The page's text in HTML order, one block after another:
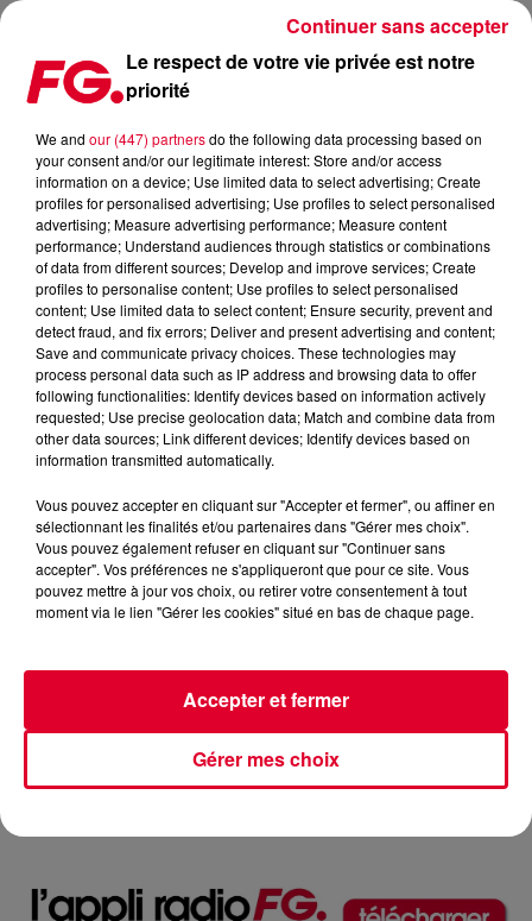
LA MUSIC STORY DU JOUR : SWEDISH HOUSE MAFIA
Publié : 27 avril 2022 à 11h13 par Christophe HUBERT
Crédit :Swedish House Mafia
Le respect de votre vie privée est notre
priorité
We and our (447) partnersdo the following data processing based on
your consent and/or our legitimate interest: Store and/or access
information on a device; Use limited data to select advertising; Create
profiles for personalised advertising; Use profiles to select personalised
advertising; Measure advertising performance; Measure content
performance; Understand audiences through statistics or combinations
of data from different sources; Develop and improve services; Create
profiles to personalise content; Use profiles to select personalised
content; Use limited data to select content; Ensure security, prevent and
detect fraud, and fix errors; Deliver and present advertising and content;
Save and communicate privacy choices. These technologies may
process personal data such as IP address and browsing data to offer
following functionalities: Identify devices based on information actively
requested; Use precise geolocation data; Match and combine data from
other data sources; Link different devices; Identify devices based on
information transmitted automatically.
Vous pouvez accepter en cliquant sur "Accepter et fermer", ou affiner en
sélectionnant les finalités et/ou partenaires dans "Gérer mes choix".
Vous pouvez également refuser en cliquant sur "Continuer sans
accepter". Vos préférences ne s'appliqueront que pour ce site. Vous
pouvez mettre à jour vos choix, ou retirer votre consentement à tout
moment via le lien "Gérer les cookies" situé en bas de chaque page.
Gérer mes choix
Accepter et fermer
Continuer sans accepter